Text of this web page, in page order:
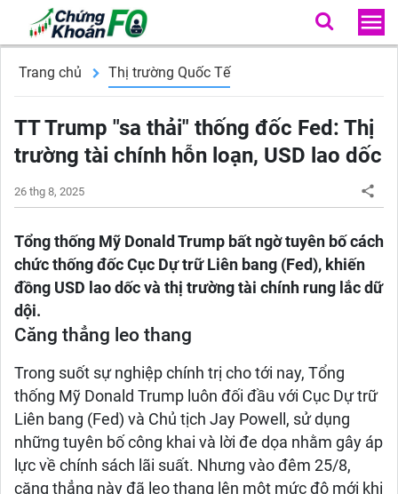
Trang chủ Thị trường Quốc Tế
TT Trump "sa thải" thống đốc Fed: Thị
trường tài chính hỗn loạn, USD lao dốc
26 thg 8, 2025
Tổng thống Mỹ Donald Trump bất ngờ tuyên bố cách
chức thống đốc Cục Dự trữ Liên bang (Fed), khiến
đồng USD lao dốc và thị trường tài chính rung lắc dữ
dội.
Căng thẳng leo thang
Trong suốt sự nghiệp chính trị cho tới nay, Tổng
thống Mỹ Donald Trump luôn đối đầu với Cục Dự trữ
Liên bang (Fed) và Chủ tịch Jay Powell, sử dụng
những tuyên bố công khai và lời đe dọa nhằm gây áp
lực về chính sách lãi suất. Nhưng vào đêm 25/8,
căng thẳng này đã leo thang lên một mức độ mới khi